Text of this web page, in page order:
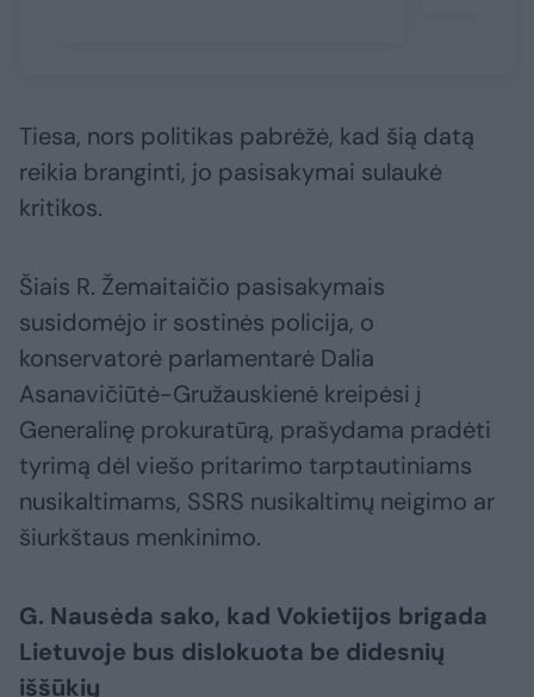
Tiesa, nors politikas pabrėžė, kad šią datą
reikia branginti, jo pasisakymai sulaukė
kritikos.
Šiais R. Žemaitaičio pasisakymais
susidomėjo ir sostinės policija, o
konservatorė parlamentarė Dalia
Asanavičiūtė-Gružauskienė kreipėsi į
Generalinę prokuratūrą, prašydama pradėti
tyrimą dėl viešo pritarimo tarptautiniams
nusikaltimams, SSRS nusikaltimų neigimo ar
šiurkštaus menkinimo.
G. Nausėda sako, kad Vokietijos brigada
Lietuvoje bus dislokuota be didesnių
iššūkių